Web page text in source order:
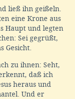
ließ ihn geißeln.
eine Krone aus
Haupt und legten
Sei gegrüßt,
Gesicht.
zu ihnen: Seht,
daß ich
heraus und
Und er